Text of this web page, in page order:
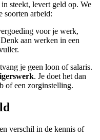
steekt, levert geld op. We
soorten arbeid:
voor je werk,
aan werken in een
je geen loon of salaris.
. Je doet het dan
of een zorginstelling.
verschil in de kennis of